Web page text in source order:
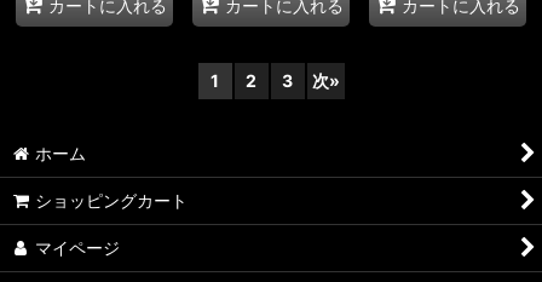
カートに入れる カートに入れる カートに入れる
1 2 3 次»
ホーム
ショッピングカート
マイページ